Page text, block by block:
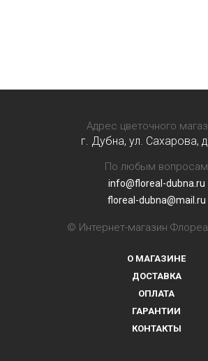
Адрес цветочного
г. Дубна, ул. Сахарова,
По любым вопросам
info@floreal-dubna.ru
floreal-dubna@mail.ru
© Интернет-магазин
О МАГАЗИНЕ
ДОСТАВКА
ОПЛАТА
ГАРАНТИИ
КОНТАКТЫ